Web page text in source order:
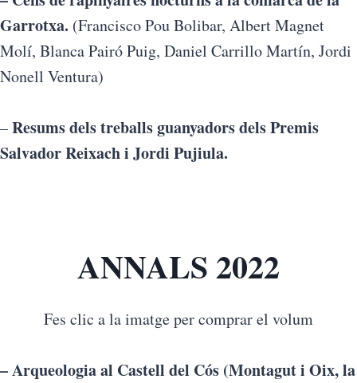
Garrotxa. (Francisco Pou Bolibar, Albert Magnet
Molí, Blanca Pairó Puig, Daniel Carrillo Martín, Jordi
Nonell Ventura)
–Resums dels treballs guanyadors dels Premis
Salvador Reixach i Jordi Pujiula.
ANNALS 2022
Fes clic a la imatge per comprar el volum
– Arqueologia al Castell del Cós (Montagut i Oix, la